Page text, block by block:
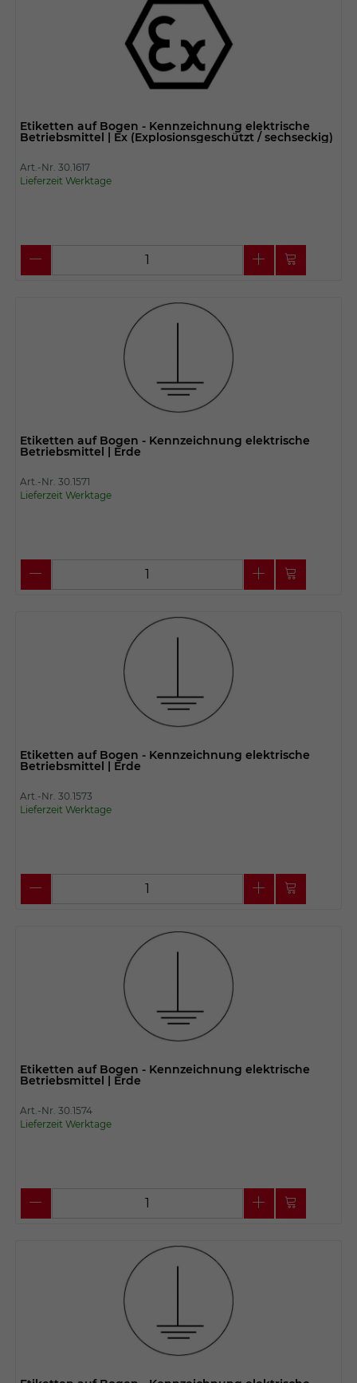
Etiketten auf Bogen - Kennzeichnung elektrische
Betriebsmittel | Ex (Explosionsgeschützt / sechseckig)
Art.-Nr. 30.1617
Lieferzeit Werktage
Etiketten auf Bogen - Kennzeichnung elektrische
Betriebsmittel | Erde
Art.-Nr. 30.1571
Lieferzeit Werktage
Etiketten auf Bogen - Kennzeichnung elektrische
Betriebsmittel | Erde
Art.-Nr. 30.1573
Lieferzeit Werktage
Etiketten auf Bogen - Kennzeichnung elektrische
Betriebsmittel | Erde
Art.-Nr. 30.1574
Lieferzeit Werktage